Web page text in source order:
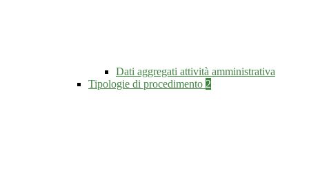
Dati aggregati attività amministrativa
Tipologie di procedimento 2